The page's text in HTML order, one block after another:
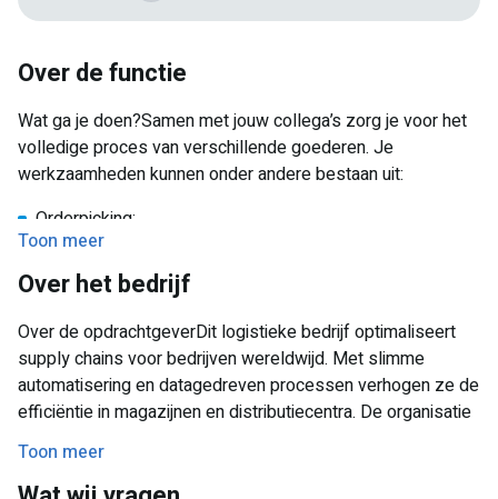
Over de functie
Wat ga je doen?Samen met jouw collega’s zorg je voor het
volledige proces van verschillende goederen. Je
werkzaamheden kunnen onder andere bestaan uit:
Orderpicking:
Als picker ga je lopend of met een EPT (elektrische
pallettruck) door het magazijn en pak je aan de hand van
een scanner de juiste producten en aantallen. Het is
belangrijk dat je dit nauwkeurig en in een goed tempo
doet. Je stappenteller zal het zeker niet rustig krijgen!
Packing:
Op de packing afdeling ben jij de laatste die de producten
ziet voordat ze naar de klant gaan. Het is dus extra
Toon meer
Over het bedrijf
Over de opdrachtgeverDit logistieke bedrijf optimaliseert
supply chains voor bedrijven wereldwijd. Met slimme
automatisering en datagedreven processen verhogen ze de
efficiëntie in magazijnen en distributiecentra. De organisatie
is actief in diverse sectoren, waaronder retail en
technologie. Duurzaamheid, flexibiliteit en klantgerichtheid
staan centraal. Het bedrijf ondersteunt zowel grote
Toon meer